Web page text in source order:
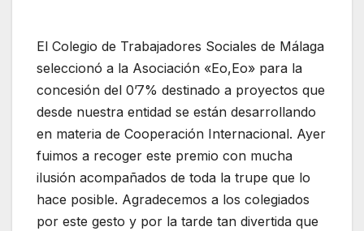
El Colegio de Trabajadores Sociales de Málaga
seleccionó a la Asociación «Eo,Eo» para la
concesión del 0’7% destinado a proyectos que
desde nuestra entidad se están desarrollando
en materia de Cooperación Internacional. Ayer
fuimos a recoger este premio con mucha
ilusión acompañados de toda la trupe que lo
hace posible. Agradecemos a los colegiados
por este gesto y por la tarde tan divertida que